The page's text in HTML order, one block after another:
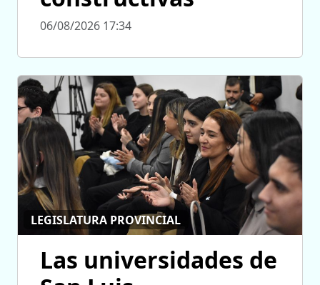
06/08/2026 17:34
LEGISLATURA PROVINCIAL
Las universidades de